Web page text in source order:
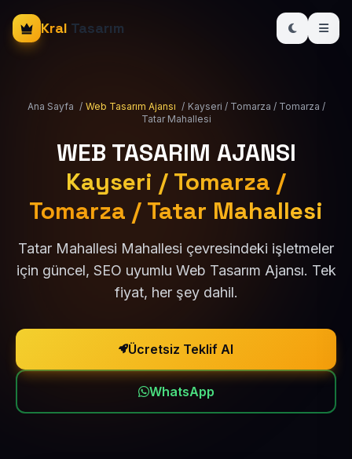
Kral Tasarım
Ana Sayfa / Web Tasarım Ajansı / Kayseri / Tomarza / Tomarza /
Tatar Mahallesi
WEB TASARIM AJANSI
Kayseri / Tomarza /
Tomarza / Tatar Mahallesi
Tatar Mahallesi Mahallesi çevresindeki işletmeler
için güncel, SEO uyumlu Web Tasarım Ajansı. Tek
fiyat, her şey dahil.
Ücretsiz Teklif Al
WhatsApp